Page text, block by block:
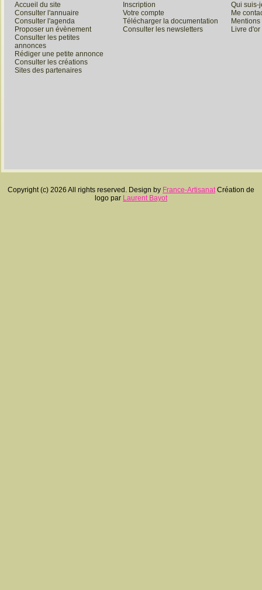
Accueil du site
Consulter l'annuaire
Consulter l'agenda
Proposer un évènement
Consulter les petites
annonces
Rédiger une petite annonce
Consulter les créations
Sites des partenaires
Inscription
Votre compte
Télécharger la documentation
Consulter les newsletters
Qui suis-
Me
Livre d'or
Copyright (c) 2026 All rights reserved. Design by France-ArtisanatCréation de
logo par Laurent Bayot